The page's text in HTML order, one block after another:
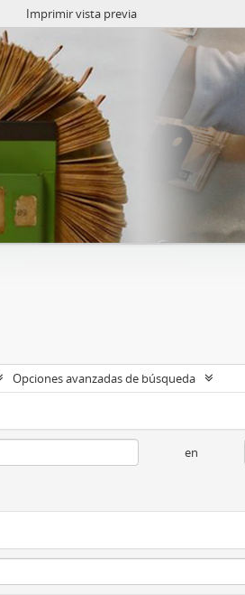
Imprimir vista previa
Opciones avanzadas de búsqueda
en